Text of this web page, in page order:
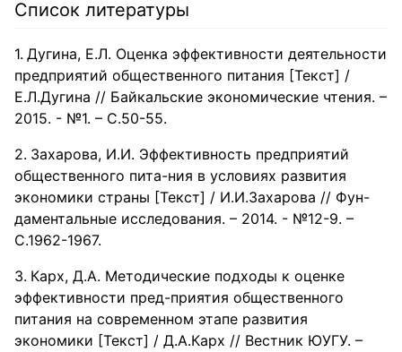
Список литературы
Дугина, Е.Л. Оценка эффективности деятельности
предприятий общественного питания [Текст] /
Е.Л.Дугина // Байкальские экономические чтения. –
2015. - №1. – С.50-55.
Захарова, И.И. Эффективность предприятий
общественного пита-ния в условиях развития
экономики страны [Текст] / И.И.Захарова // Фун-
даментальные исследования. – 2014. - №12-9. –
С.1962-1967.
Карх, Д.А. Методические подходы к оценке
эффективности пред-приятия общественного
питания на современном этапе развития
экономики [Текст] / Д.А.Карх // Вестник ЮУГУ. –